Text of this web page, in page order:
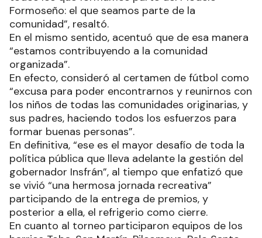
Formoseño: el que seamos parte de la
comunidad”, resaltó.
En el mismo sentido, acentuó que de esa manera
“estamos contribuyendo a la comunidad
organizada”.
En efecto, consideró al certamen de fútbol como
“excusa para poder encontrarnos y reunirnos con
los niños de todas las comunidades originarias, y
sus padres, haciendo todos los esfuerzos para
formar buenas personas”.
En definitiva, “ese es el mayor desafío de toda la
política pública que lleva adelante la gestión del
gobernador Insfrán”, al tiempo que enfatizó que
se vivió “una hermosa jornada recreativa”
participando de la entrega de premios, y
posterior a ella, el refrigerio como cierre.
En cuanto al torneo participaron equipos de los